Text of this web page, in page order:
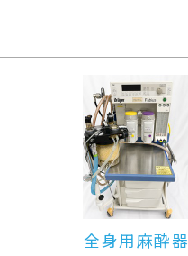
全身用麻酔器